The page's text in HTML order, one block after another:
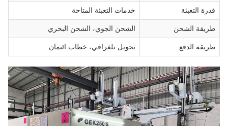
قدرة التعبئة خدمات التعبئة المتاحة
طريقة الشحن الشحن الجوي، الشحن البحري
طريقة الدفع تحويل تلغرافي، خطاب ائتمان